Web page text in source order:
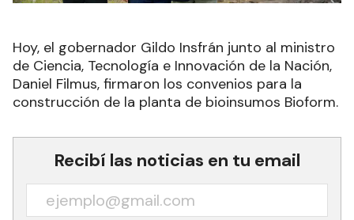
Hoy, el gobernador Gildo Insfrán junto al ministro
de Ciencia, Tecnología e Innovación de la Nación,
Daniel Filmus, firmaron los convenios para la
construcción de la planta de bioinsumos Bioform.
Recibí las noticias en tu email